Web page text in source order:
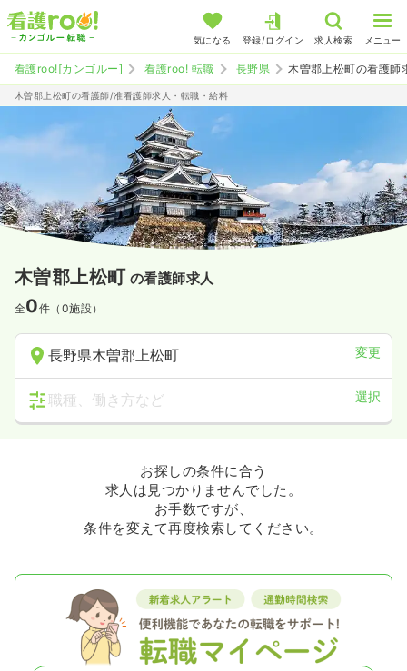
気になる 登録/ログイン 求人検索 メニュー
看護roo![カンゴルー] 看護roo! 転職 長野県 木曽郡上松町の看護師
木曽郡上松町の看護師/准看護師求人・転職・給料
木曽郡上松町 の看護師求人
全0件（0施設）
長野県木曽郡上松町 変更
職種、働き方など 選択
お探しの条件に合う
求人は見つかりませんでした。
お手数ですが、
条件を変えて再度検索してください。